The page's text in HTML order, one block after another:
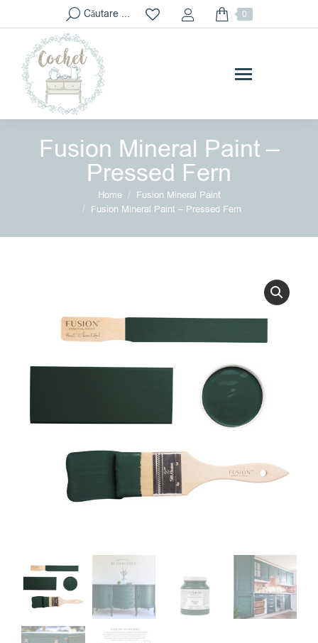
Search:Căutare ... 0
Fusion Mineral Paint –
Pressed Fern
Home
Fusion Mineral Paint
Fusion Mineral Paint – Pressed Fern